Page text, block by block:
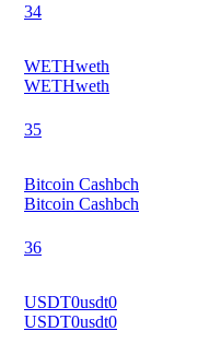
34
WETHweth
WETHweth
35
Bitcoin Cashbch
Bitcoin Cashbch
36
USDT0usdt0
USDT0usdt0